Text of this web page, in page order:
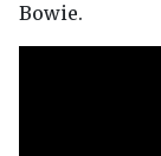
Bowie.